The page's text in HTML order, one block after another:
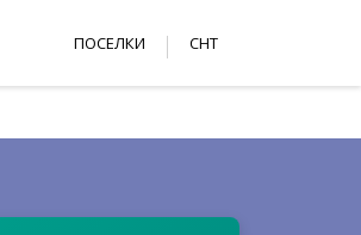
ПОСЕЛКИ СНТ